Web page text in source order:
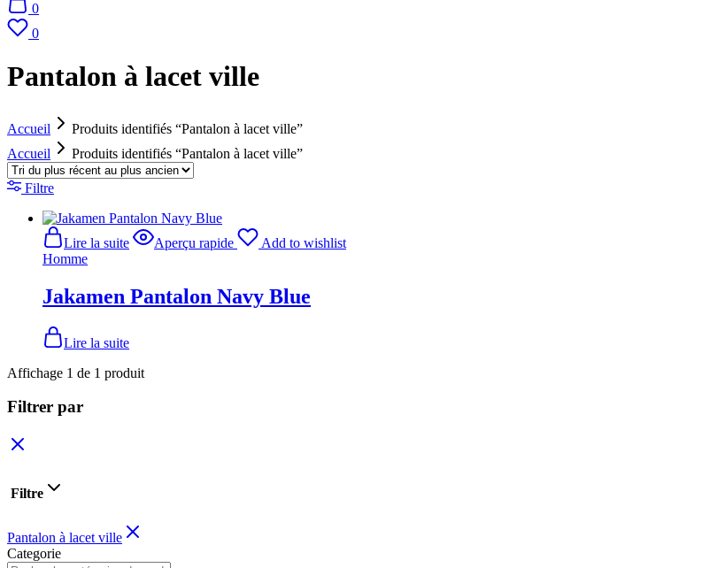
0
0
Pantalon à lacet ville
Accueil
Produits identifiés “Pantalon à lacet ville”
Accueil
Produits identifiés “Pantalon à lacet ville”
Filtre
Lire la suite Aperçu rapide
Add to wishlist
Homme
Jakamen Pantalon Navy Blue
Lire la suite
Affichage 1 de 1 produit
Filtrer par
Filtre
Pantalon à lacet ville
Categorie